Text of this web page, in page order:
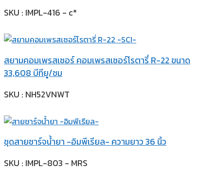
SKU : IMPL-416 - c*
สยามคอมเพรสเซอร์ คอมเพรสเซอร์โรตารี่ R-22 ขนาด
33,608 บีทียู/ชม
SKU : NH52VNWT
ชุดสายชาร์จน้ำยา -อิมพีเรียล- ความยาว 36 นิ้ว
SKU : IMPL-803 - MRS